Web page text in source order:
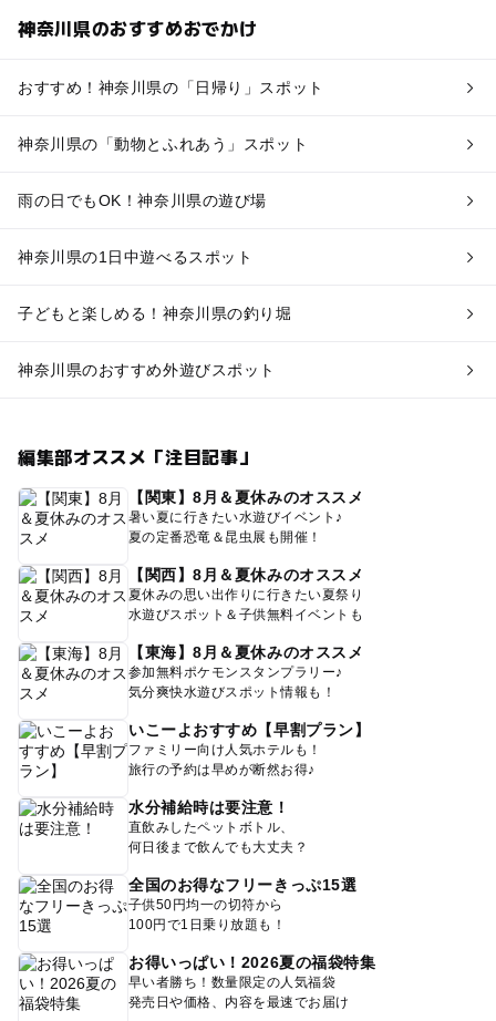
神奈川県のおすすめおでかけ
おすすめ！神奈川県の「日帰り」スポット
神奈川県の「動物とふれあう」スポット
雨の日でもOK！神奈川県の遊び場
神奈川県の1日中遊べるスポット
子どもと楽しめる！神奈川県の釣り堀
神奈川県のおすすめ外遊びスポット
編集部オススメ「注目記事」
【関東】8月＆夏休みのオススメ
暑い夏に行きたい水遊びイベント♪
夏の定番恐竜＆昆虫展も開催！
【関西】8月＆夏休みのオススメ
夏休みの思い出作りに行きたい夏祭り
水遊びスポット＆子供無料イベントも
【東海】8月＆夏休みのオススメ
参加無料ポケモンスタンプラリー♪
気分爽快水遊びスポット情報も！
いこーよおすすめ【早割プラン】
ファミリー向け人気ホテルも！
旅行の予約は早めが断然お得♪
水分補給時は要注意！
直飲みしたペットボトル、
何日後まで飲んでも大丈夫？
全国のお得なフリーきっぷ15選
子供50円均一の切符から
100円で1日乗り放題も！
お得いっぱい！2026夏の福袋特集
早い者勝ち！数量限定の人気福袋
発売日や価格、内容を最速でお届け